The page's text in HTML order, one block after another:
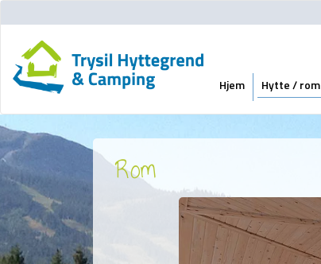
Hjem Hytte / rom
Rom
Previous